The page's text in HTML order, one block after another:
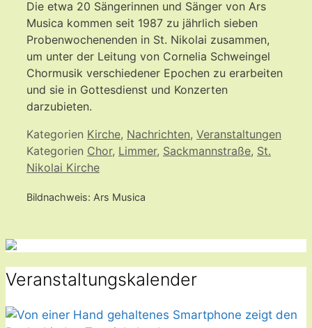
Die etwa 20 Sängerinnen und Sänger von Ars
Musica kommen seit 1987 zu jährlich sieben
Probenwochenenden in St. Nikolai zusammen,
um unter der Leitung von Cornelia Schweingel
Chormusik verschiedener Epochen zu erarbeiten
und sie in Gottesdienst und Konzerten
darzubieten.
Kategorien Kirche, Nachrichten, Veranstaltungen
Kategorien Chor, Limmer, Sackmannstraße, St.
Nikolai Kirche
Bildnachweis: Ars Musica
Veranstaltungskalender